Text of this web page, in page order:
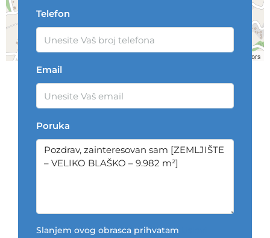
contributors
Telefon
Email
Poruka
Slanjem ovog obrasca prihvatam